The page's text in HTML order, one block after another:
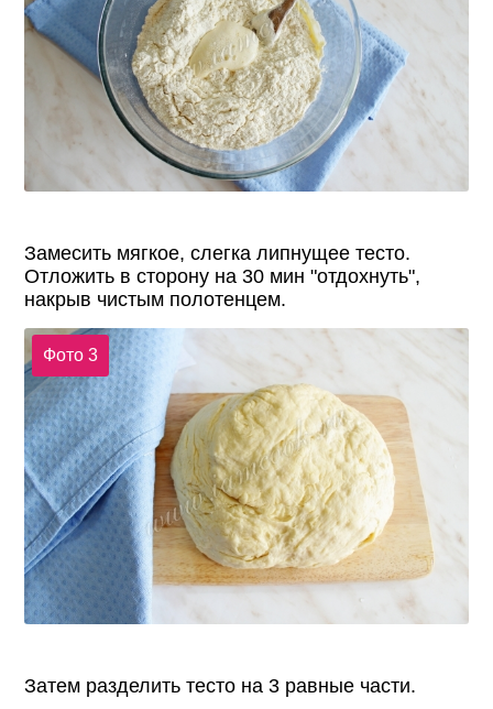
Замесить мягкое, слегка липнущее тесто.
Отложить в сторону на 30 мин "отдохнуть",
накрыв чистым полотенцем.
Фото 3
Затем разделить тесто на 3 равные части.